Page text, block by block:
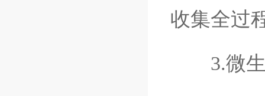
收集全过
3.微生